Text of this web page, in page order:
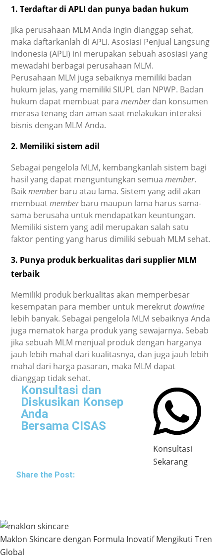
1. Terdaftar di APLI dan punya badan hukum
Jika perusahaan MLM Anda ingin dianggap sehat,
maka daftarkanlah di APLI. Asosiasi Penjual Langsung
Indonesia (APLI) ini merupakan sebuah asosiasi yang
mewadahi berbagai perusahaan MLM.
Perusahaan MLM juga sebaiknya memiliki badan
hukum jelas, yang memiliki SIUPL dan NPWP. Badan
hukum dapat membuat paramemberdan konsumen
merasa tenang dan aman saat melakukan interaksi
bisnis dengan MLM Anda.
2. Memiliki sistem adil
Sebagai pengelola MLM, kembangkanlah sistem bagi
hasil yang dapat menguntungkan semuamember.
Baikmemberbaru atau lama. Sistem yang adil akan
membuatmemberbaru maupun lama harus sama-
sama berusaha untuk mendapatkan keuntungan.
Memiliki sistem yang adil merupakan salah satu
faktor penting yang harus dimiliki sebuah MLM sehat.
3. Punya produk berkualitas dari supplier MLM
terbaik
Memiliki produk berkualitas akan memperbesar
kesempatan para member untuk merekrutdownline
lebih banyak. Sebagai pengelola MLM sebaiknya Anda
juga mematok harga produk yang sewajarnya. Sebab
jika sebuah MLM menjual produk dengan harganya
jauh lebih mahal dari kualitasnya, dan juga jauh lebih
mahal dari harga pasaran, maka MLM dapat
dianggap tidak sehat.
Konsultasi dan
Diskusikan Konsep
Anda
Bersama CISAS
Konsultasi
Sekarang
Share the Post:
Maklon Skincare dengan Formula Inovatif Mengikuti Tren
Global